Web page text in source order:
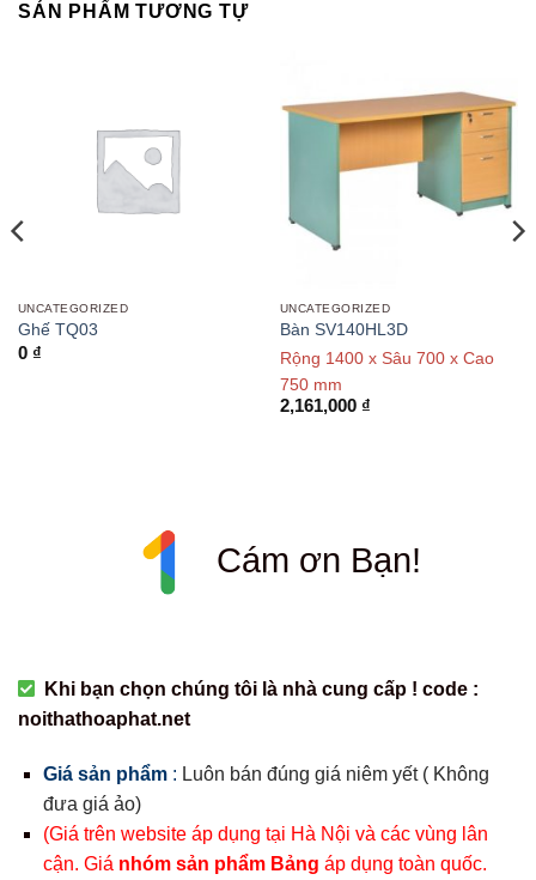
SẢN PHẨM TƯƠNG TỰ
UNCATEGORIZED
Ghế TQ03
0 ₫
UNCATEGORIZED
Bàn SV140HL3D
Rộng 1400 x Sâu 700 x Cao
750 mm
2,161,000 ₫
Cám ơn Bạn!
Khi bạn chọn chúng tôi là nhà cung cấp ! code :
noithathoaphat.net
Giá sản phẩm: Luôn bán đúng giá niêm yết ( Không
đưa giá ảo)
(Giá trên website áp dụng tại Hà Nội và các vùng lân
cận. Giá nhóm sản phẩm Bảng áp dụng toàn quốc.